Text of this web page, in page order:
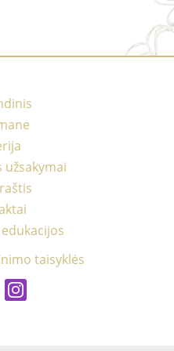
taisyklės